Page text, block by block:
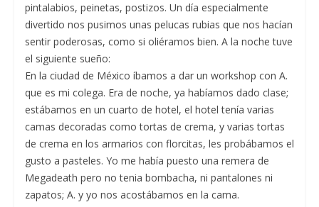
pintalabios, peinetas, postizos. Un día especialmente
divertido nos pusimos unas pelucas rubias que nos hacían
sentir poderosas, como si oliéramos bien. A la noche tuve
el siguiente sueño:
En la ciudad de México íbamos a dar un workshop con A.
que es mi colega. Era de noche, ya habíamos dado clase;
estábamos en un cuarto de hotel, el hotel tenía varias
camas decoradas como tortas de crema, y varias tortas
de crema en los armarios con florcitas, les probábamos el
gusto a pasteles. Yo me había puesto una remera de
Megadeath pero no tenia bombacha, ni pantalones ni
zapatos; A. y yo nos acostábamos en la cama.